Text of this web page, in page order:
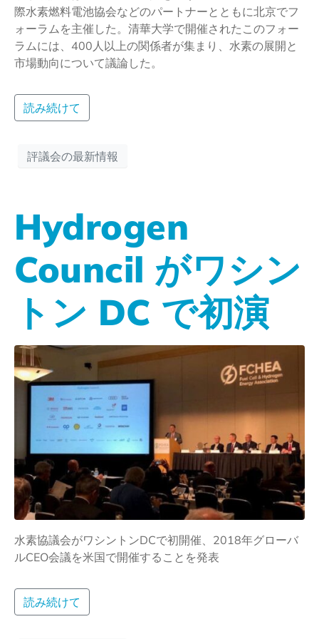
際水素燃料電池協会などのパートナーとともに北京でフ
ォーラムを主催した。清華大学で開催されたこのフォー
ラムには、400人以上の関係者が集まり、水素の展開と
市場動向について議論した。
読み続けて
評議会の最新情報
Hydrogen
Council がワシン
トン DC で初演
水素協議会がワシントンDCで初開催、2018年グローバ
ルCEO会議を米国で開催することを発表
読み続けて